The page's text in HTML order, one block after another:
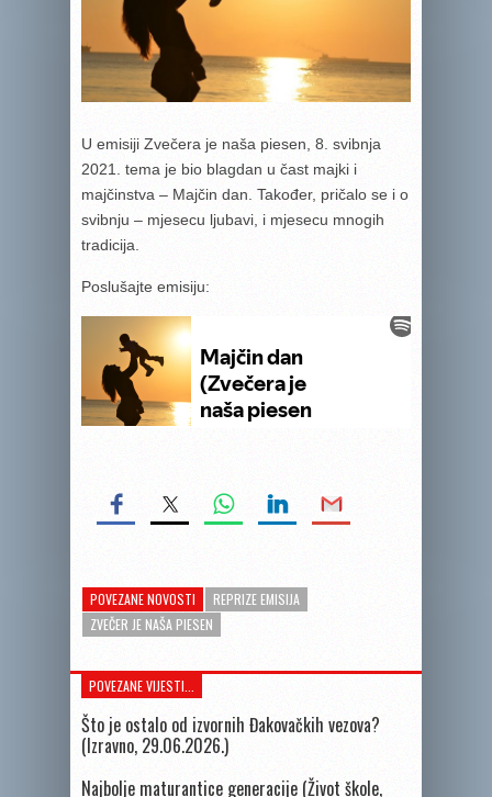
U emisiji Zvečera je naša piesen, 8. svibnja
2021. tema je bio blagdan u čast majki i
majčinstva – Majčin dan. Također, pričalo se i o
svibnju – mjesecu ljubavi, i mjesecu mnogih
tradicija.
Poslušajte emisiju:
POVEZANE NOVOSTI
REPRIZE EMISIJA
ZVEČER JE NAŠA PIESEN
POVEZANE VIJESTI...
Što je ostalo od izvornih Đakovačkih vezova?
(Izravno, 29.06.2026.)
Najbolje maturantice generacije (Život škole,